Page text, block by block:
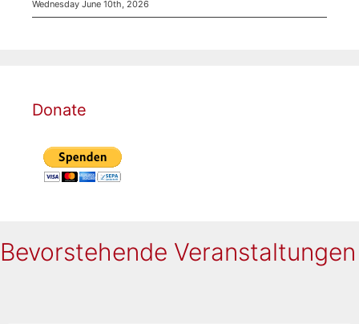
Wednesday June 10th, 2026
Donate
Bevorstehende Veranstaltungen